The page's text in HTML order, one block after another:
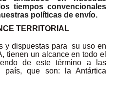
tiempos convencionales
políticas de envío.
TERRITORIAL
y dispuestas para su uso en
tienen un alcance en todo el
de este término a las
país, que son: la Antártica